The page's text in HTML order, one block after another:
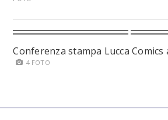
Conferenza stampa Lucca Comics
4 FOTO